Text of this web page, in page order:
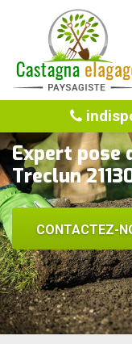
Expert pose
Treclun
CONTACTEZ-